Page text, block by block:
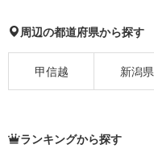
周辺の都道府県から探す
甲信越 新潟県
ランキングから探す